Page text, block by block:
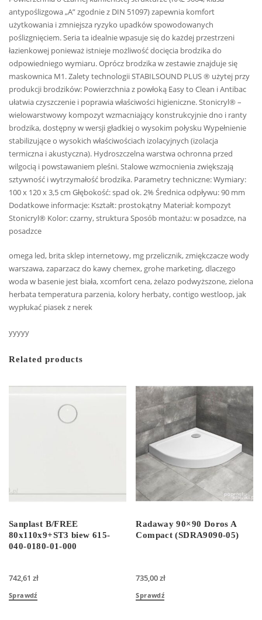
antypoślizgowa „A” zgodnie z DIN 51097) zapewnia komfort
użytkowania i zmniejsza ryzyko upadków spowodowanych
poślizgnięciem. Seria ta idealnie wpasuje się do każdej przestrzeni
łazienkowej ponieważ istnieje możliwość docięcia brodzika do
odpowiedniego wymiaru. Oprócz brodzika w zestawie znajduje się
maskownica M1. Zalety technologii STABILSOUND PLUS ® użytej przy
produkcji brodzików: Powierzchnia z powłoką Easy to Clean i Antibac
ułatwia czyszczenie i poprawia właściwości higieniczne. Stonicryl® –
wielowarstwowy kompozyt wzmacniający konstrukcyjnie dno i ranty
brodzika, dostępny w wersji gładkiej o wysokim połysku Wypełnienie
stabilizujące o wysokich właściwościach izolacyjnych (izolacja
termiczna i akustyczna). Hydroszczelna warstwa ochronna przed
wilgocią i powstawaniem pleśni. Stalowe wzmocnienia zwiększają
sztywność i wytrzymałość brodzika. Parametry techniczne: Wymiary:
100 x 120 x 3,5 cm Głębokość: spad ok. 2% Średnica odpływu: 90 mm
Dodatkowe informacje: Kształt: prostokątny Materiał: kompozyt
Stonicryl® Kolor: czarny, struktura Sposób montażu: w posadzce, na
posadzce
omega led, brita sklep internetowy, mg przelicznik, zmiękczacze wody
warszawa, zaparzacz do kawy chemex, grohe marketing, dlaczego
woda w basenie jest biała, xcomfort cena, żelazo podwyższone, zielona
herbata temperatura parzenia, kolory herbaty, contigo westloop, jak
wypłukać piasek z nerek
yyyyy
Related products
Sanplast B/FREE
80x110x9+ST3 biew 615-
040-0180-01-000
742,61 zł
Sprawdź
Radaway 90×90 Doros A
Compact (SDRA9090-05)
735,00zł
Sprawdź